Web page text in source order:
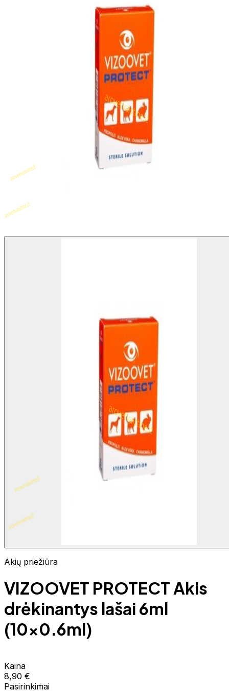
Akių priežiūra
VIZOOVET PROTECT Akis
drėkinantys lašai 6ml
(10x0.6ml)
Kaina
8,90 €
Pasirinkimai